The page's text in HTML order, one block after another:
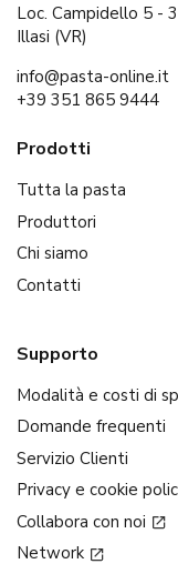
Loc. Campidello 5 -
Illasi (VR)
info@pasta-online.it
+39 351 865 9444
Prodotti
Tutta la pasta
Produttori
Chi siamo
Contatti
Supporto
Modalità e costi di
Domande frequenti
Servizio Clienti
Privacy e cookie
Collabora con noi
Network